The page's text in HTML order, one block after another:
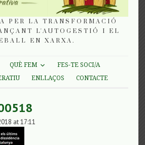
PER LA TRANSFORMACIÓ
L'AUTOGESTIÓ I EL
EN XARXA.
QUÈ FEM
FES-TE SOCI/A
ENLLAÇOS CONTACTE
at 17:11